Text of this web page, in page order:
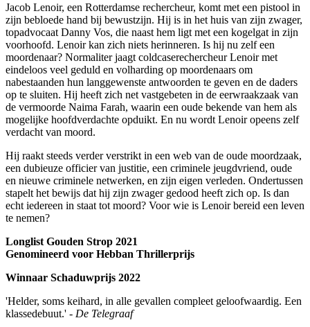
Jacob Lenoir, een Rotterdamse rechercheur, komt met een pistool in
zijn bebloede hand bij bewustzijn. Hij is in het huis van zijn zwager,
topadvocaat Danny Vos, die naast hem ligt met een kogelgat in zijn
voorhoofd. Lenoir kan zich niets herinneren. Is hij nu zelf een
moordenaar? Normaliter jaagt coldcaserechercheur Lenoir met
eindeloos veel geduld en volharding op moordenaars om
nabestaanden hun langgewenste antwoorden te geven en de daders
op te sluiten. Hij heeft zich net vastgebeten in de eerwraakzaak van
de vermoorde Naima Farah, waarin een oude bekende van hem als
mogelijke hoofdverdachte opduikt. En nu wordt Lenoir opeens zelf
verdacht van moord.
Hij raakt steeds verder verstrikt in een web van de oude moordzaak,
een dubieuze officier van justitie, een criminele jeugdvriend, oude
en nieuwe criminele netwerken, en zijn eigen verleden. Ondertussen
stapelt het bewijs dat hij zijn zwager gedood heeft zich op. Is dan
echt iedereen in staat tot moord? Voor wie is Lenoir bereid een leven
te nemen?
Longlist Gouden Strop 2021
Genomineerd voor Hebban Thrillerprijs
Winnaar Schaduwprijs 2022
'Helder, soms keihard, in alle gevallen compleet geloofwaardig. Een
klassedebuut.' - De Telegraaf